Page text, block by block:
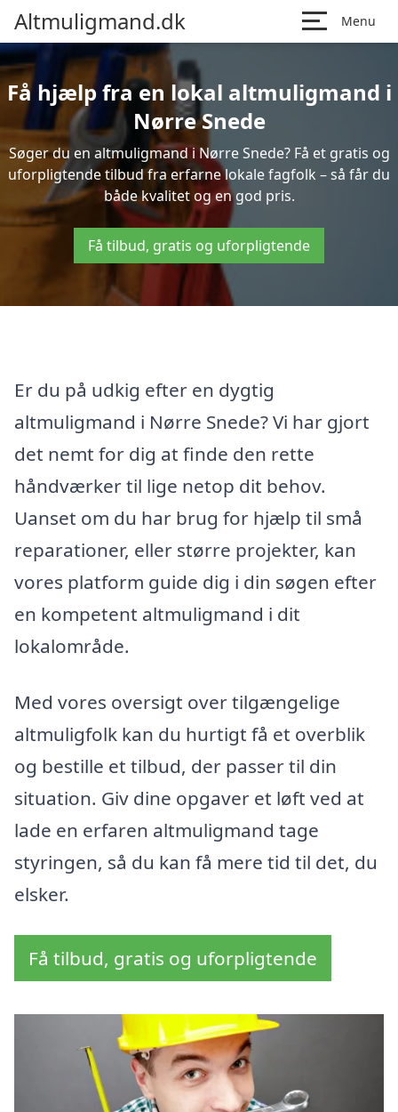
Altmuligmand.dk Menu
Få hjælp fra en lokal altmuligmand i
Nørre Snede
Søger du en altmuligmand i Nørre Snede? Få et gratis og
uforpligtende tilbud fra erfarne lokale fagfolk – så får du
både kvalitet og en god pris.
Få tilbud, gratis og uforpligtende
Er du på udkig efter en dygtig
altmuligmand i Nørre Snede? Vi har gjort
det nemt for dig at finde den rette
håndværker til lige netop dit behov.
Uanset om du har brug for hjælp til små
reparationer, eller større projekter, kan
vores platform guide dig i din søgen efter
en kompetent altmuligmand i dit
lokalområde.
Med vores oversigt over tilgængelige
altmuligfolk kan du hurtigt få et overblik
og bestille et tilbud, der passer til din
situation. Giv dine opgaver et løft ved at
lade en erfaren altmuligmand tage
styringen, så du kan få mere tid til det, du
elsker.
Få tilbud, gratis og uforpligtende